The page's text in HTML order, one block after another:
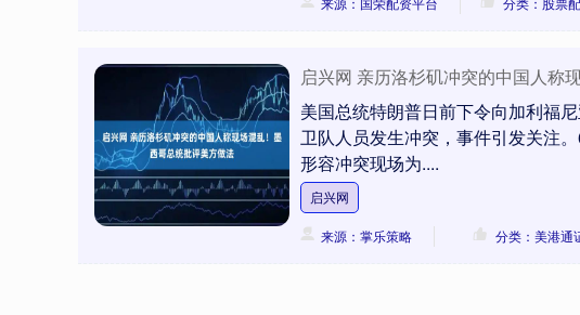
启兴网 亲历洛杉矶冲突的中国人称
美国总统特朗普日前下令向加利福
卫队人员发生冲突，事件引发关注
形容冲突现场为....
启兴网
来源：掌乐策略 分类：美港通